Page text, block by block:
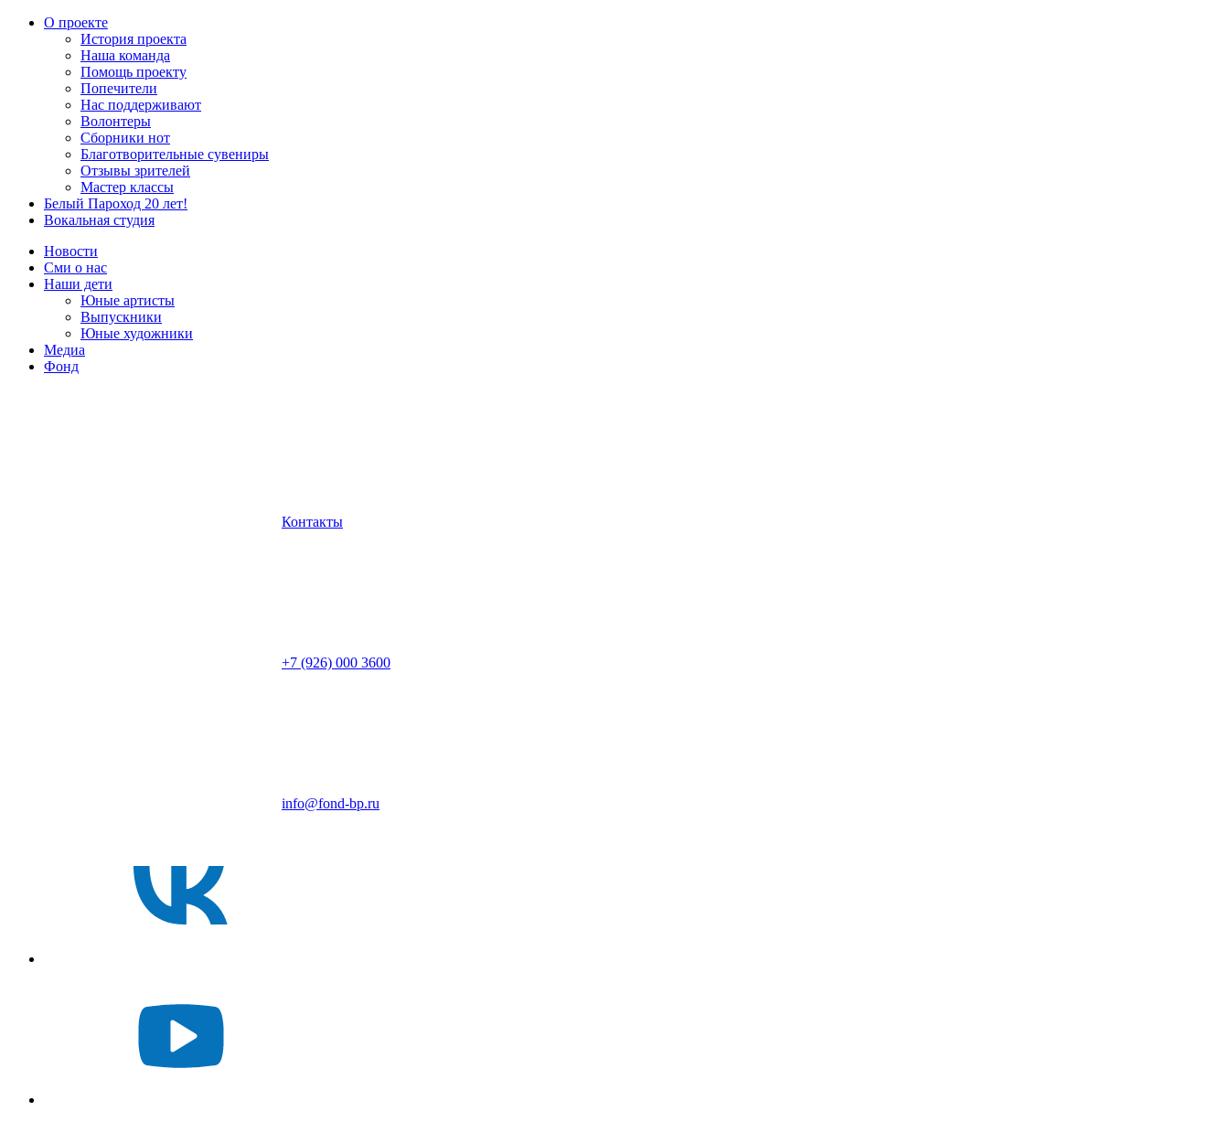
О проекте
История проекта
Наша команда
Помощь проекту
Попечители
Нас поддерживают
Волонтеры
Сборники нот
Благотворительные сувениры
Отзывы зрителей
Мастер классы
Белый Пароход 20 лет!
Вокальная студия
Новости
Сми о нас
Наши дети
Юные артисты
Выпускники
Юные художники
Медиа
Фонд
Контакты
+7 (926) 000 3600
info@fond-bp.ru